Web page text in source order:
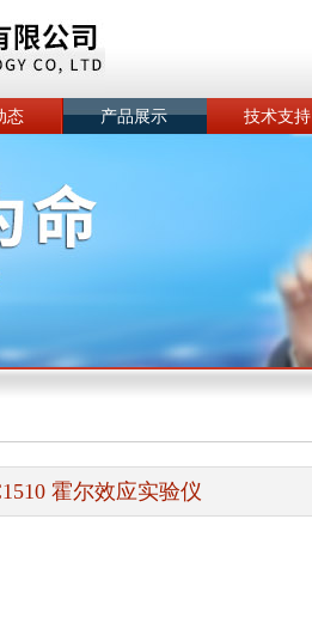
态 产品展示 技术支持
霍尔效应实验仪